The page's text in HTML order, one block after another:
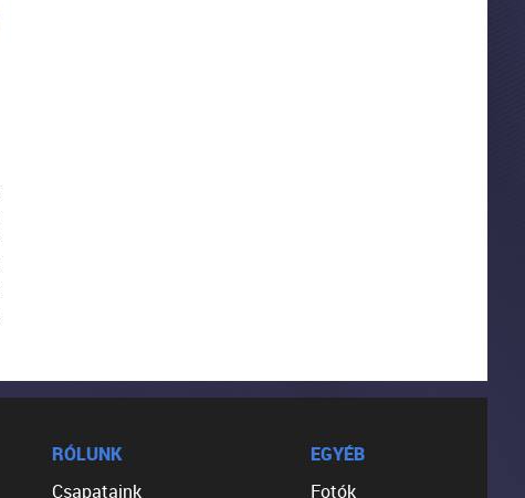
RÓLUNK
Csapataink
EGYÉB
Fotók